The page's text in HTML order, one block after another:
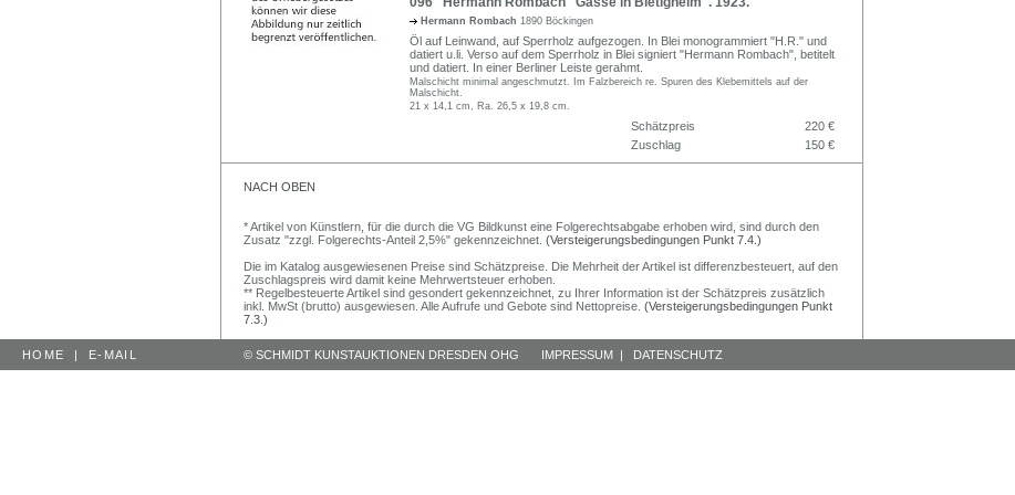
Hermann Rombach 1890 Böckingen
Öl auf Leinwand, auf Sperrholz aufgezogen. In Blei monogrammiert "H.R." und
datiert u.li. Verso auf dem Sperrholz in Blei signiert "Hermann Rombach", betitelt
und datiert. In einer Berliner Leiste gerahmt.
Malschicht minimal angeschmutzt. Im Falzbereich re. Spuren des Klebemittels auf der
Malschicht.
21 x 14,1 cm, Ra. 26,5 x 19,8 cm.
Schätzpreis
220 €
Zuschlag
150 €
NACH OBEN
* Artikel von Künstlern, für die durch die VG Bildkunst eine Folgerechtsabgabe erhoben wird, sind durch den
Zusatz "zzgl. Folgerechts-Anteil 2,5%" gekennzeichnet. (Versteigerungsbedingungen Punkt 7.4.)
Die im Katalog ausgewiesenen Preise sind Schätzpreise. Die Mehrheit der Artikel ist differenzbesteuert, auf den
Zuschlagspreis wird damit keine Mehrwertsteuer erhoben.
** Regelbesteuerte Artikel sind gesondert gekennzeichnet, zu Ihrer Information ist der Schätzpreis zusätzlich
inkl. MwSt (brutto) ausgewiesen. Alle Aufrufe und Gebote sind Nettopreise. (Versteigerungsbedingungen Punkt
7.3.)
HOME | E-MAIL © SCHMIDT KUNSTAUKTIONEN DRESDEN OHG IMPRESSUM | DATENSCHUTZ